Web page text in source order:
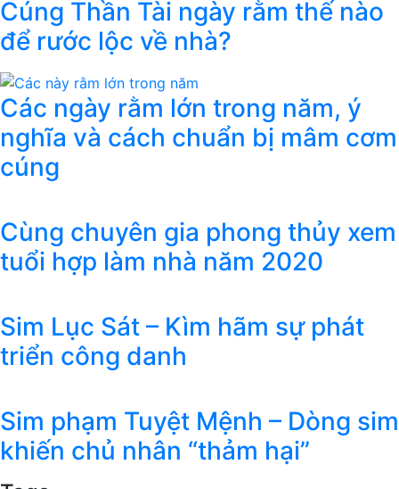
Cúng Thần Tài ngày rằm thế nào
để rước lộc về nhà?
Các ngày rằm lớn trong năm, ý
nghĩa và cách chuẩn bị mâm cơm
cúng
Cùng chuyên gia phong thủy xem
tuổi hợp làm nhà năm 2020
Sim Lục Sát – Kìm hãm sự phát
triển công danh
Sim phạm Tuyệt Mệnh – Dòng sim
khiến chủ nhân “thảm hại”